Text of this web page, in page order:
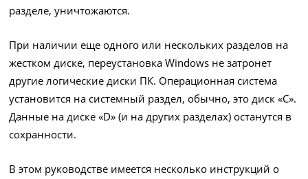
разделе, уничтожаются.
При наличии еще одного или нескольких разделов на
жестком диске, переустановка Windows не затронет
другие логические диски ПК. Операционная система
установится на системный раздел, обычно, это диск «C».
Данные на диске «D» (и на других разделах) останутся в
сохранности.
В этом руководстве имеется несколько инструкций о